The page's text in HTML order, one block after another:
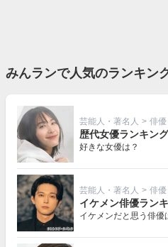
みんランで人気のランキン
芸能人・著名人 > 俳
歴代女優ランキング
好きな女優は？
芸能人・著名人 > 俳
イケメン俳優ラン
イケメンだと思う俳優